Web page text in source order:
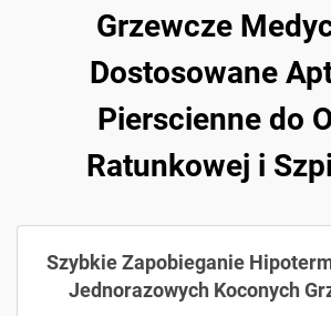
Grzewcze
Dostosowane
Pierscienne do
Ratunkowej i
Szybkie Zapobieganie
Jednorazowych Koconych